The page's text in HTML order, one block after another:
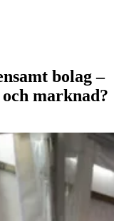
bolag –
marknad?